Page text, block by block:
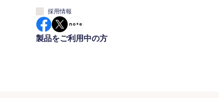
採用情報
製品をご利用中の方